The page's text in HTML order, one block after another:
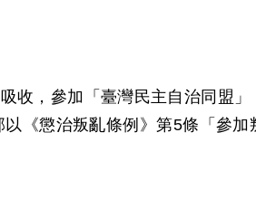
收，參加「臺灣民主自治同盟
《懲治叛亂條例》第5條「參